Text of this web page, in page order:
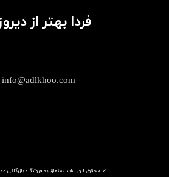
تمام حقوق این سایت متعلق به فروشگاهباز​​​​​​​رگانی
info@adlkhoo.com
فردا بهتر از